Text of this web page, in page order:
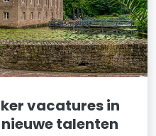
vacatures in
talenten